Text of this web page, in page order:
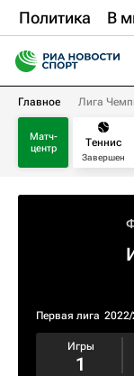
Политика В
Главное Лига
Матч-
центр
Теннис
Завершен
Первая лига
Игры
1